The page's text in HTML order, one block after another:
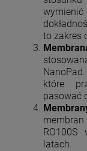
to zakres
które
pasować
latach.